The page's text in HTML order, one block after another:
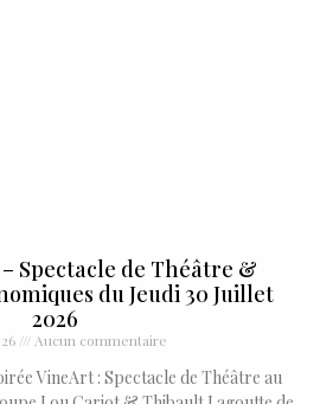
Spectacle de Théâtre &
du Jeudi 30 Juillet
2026
Aucun commentaire
VineArt : Spectacle de Théâtre au